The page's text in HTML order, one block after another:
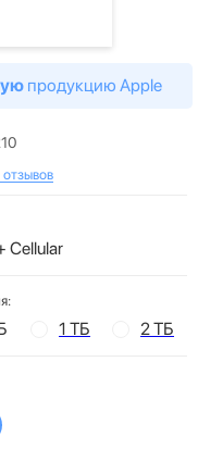
продукцию Apple
Cellular
1 ТБ 2 ТБ